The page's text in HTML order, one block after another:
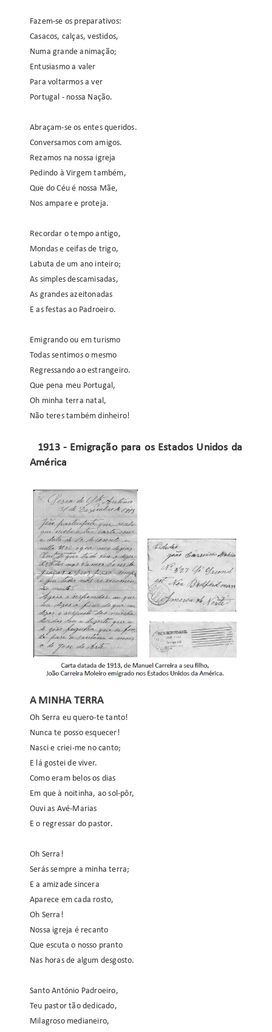
Fazem-se os preparativos:
Casacos, calças, vestidos,
Numa grande animação;
Entusiasmo a valer
Para voltarmos a ver
Portugal - nossa Nação.
Abraçam-se os entes queridos.
Conversamos com amigos.
Rezamos na nossa igreja
Pedindo à Virgem também,
Que do Céu é nossa Mãe,
Nos ampare e proteja.
Recordar o tempo antigo,
Mondas e ceifas de trigo,
Labuta de um ano inteiro;
As simples descamisadas,
As grandes azeitonadas
E as festas ao Padroeiro.
Emigrando ou em turismo
Todas sentimos o mesmo
Regressando ao estrangeiro.
Que pena meu Portugal,
Oh minha terra natal,
Não teres também dinheiro!
1913 - Emigração para os Estados Unidos da
América
A MINHA TERRA
Oh Serra eu quero-te tanto!
Nunca te posso esquecer!
Nasci e criei-me no canto;
E lá gostei de viver.
Como eram belos os dias
Em que à noitinha, ao sol-pôr,
Ouvi as Avé-Marias
E o regressar do pastor.
Oh Serra!
Serás sempre a minha terra;
E a amizade sincera
Aparece em cada rosto,
Oh Serra!
Nossa igreja é recanto
Que escuta o nosso pranto
Nas horas de algum desgosto.
Santo António Padroeiro,
Teu pastor tão dedicado,
Milagroso medianeiro,